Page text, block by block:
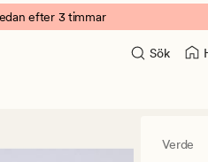
efter 3 timmar
Sök
Verde